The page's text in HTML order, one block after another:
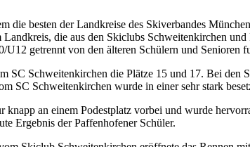
die besten der Landkreise des Skiverbandes
die aus den Skiclubs Schweitenkirchen
getrennt von den älteren Schülern und Senioren
SC Schweitenkirchen die Plätze 15 und 17. Bei
SC Schweitenkirchen wurde in einer sehr stark
an einem Podestplatz vorbei und wurde
Ergebnis der Paffenhofener Schüler.